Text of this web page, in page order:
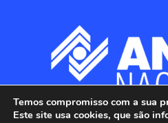
Temos compromisso com a sua
Este site usa cookies, que são